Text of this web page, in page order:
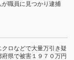
職員に見つかり逮捕
クロなどで大量万引き疑
県で被害１９７０万円